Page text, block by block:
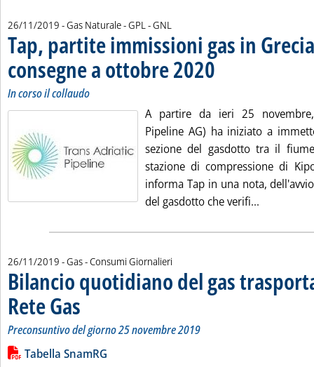
26/11/2019 - Gas Naturale - GPL - GNL
Tap, partite immissioni gas in
consegne a ottobre 2020. Sottotitolo: In corso il
. Pubblicata martedì 26
In corso il collaudo
A partire da ieri 25
Pipeline AG) ha iniziato a
sezione del gasdotto tra il
stazione di compressione di
informa Tap in una nota,
del gasdotto che verifi...
26/11/2019 - Gas - Consumi Giornalieri
Bilancio quotidiano del gas
Rete Gas . Sottotitolo: Preconsuntivo del giorno 25 novembre 2019
. Pubblicata martedì 26 novembre 2019 alle 12.27.
Preconsuntivo del giorno 25 novembre 2019
Leggi tutta la notizia: 'Bilancio quotidiano del gas
Lista allegati PDF alla notizia
Tabella SnamRG